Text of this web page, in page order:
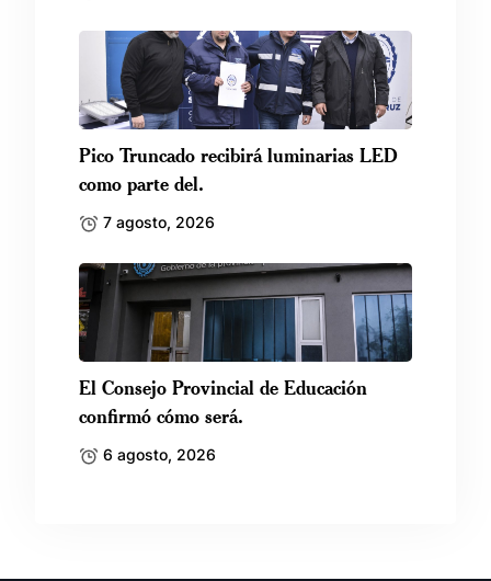
Pico Truncado recibirá luminarias LED
como parte del.
7 agosto, 2026
El Consejo Provincial de Educación
confirmó cómo será.
6 agosto, 2026